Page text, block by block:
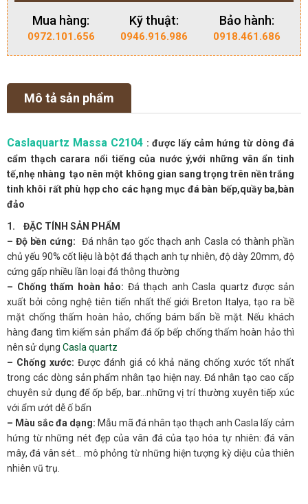
Mua hàng:
0972.101.656
Kỹ thuật:
0946.916.986
Bảo hành:
0918.461.686
Mô tả sản phẩm
Caslaquartz Massa C2104 : được lấy cảm hứng từ dòng đá
cẩm thạch carara nổi tiếng của nước ý,với những vân ẩn tinh
tế,nhẹ nhàng tạo nên một không gian sang trọng trên nền trắng
tinh khôi rất phù hợp cho các hạng mục đá bàn bếp,quầy ba,bàn
đảo
1. ĐẶC TÍNH SẢN PHẨM
– Độ bền cứng: Đá nhân tạo gốc thạch anh Casla có thành phần
chủ yếu 90% cốt liệu là bột đá thạch anh tự nhiên, độ dày 20mm, độ
cứng gấp nhiều lần loại đá thông thường
– Chống thấm hoàn hảo: Đá thạch anh Casla quartz được sản
xuất bởi công nghệ tiên tiến nhất thế giới Breton Italya, tạo ra bề
mặt chống thấm hoàn hảo, chống bám bẩn bề mặt. Nếu khách
hàng đang tìm kiếm sản phẩm đá ốp bếp chống thấm hoàn hảo thì
nên sử dụng Casla quartz
– Chống xước: Được đánh giá có khả năng chống xước tốt nhất
trong các dòng sản phẩm nhân tạo hiện nay. Đá nhân tạo cao cấp
chuyên sử dụng để ốp bếp, bar…những vị trí thường xuyên tiếp xúc
với ẩm ướt dễ ố bẩn
– Màu sắc đa dạng: Mẫu mã đá nhân tạo thạch anh Casla lấy cảm
hứng từ những nét đẹp của vân đá của tạo hóa tự nhiên: đá vân
mây, đá vân sét… mô phỏng từ những hiện tượng kỳ diệu của thiên
nhiên vũ trụ.